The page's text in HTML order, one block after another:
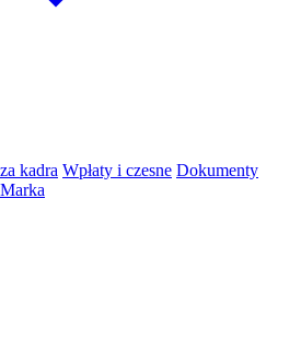
kadra Wpłaty i czesne Dokumenty